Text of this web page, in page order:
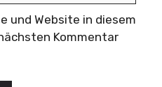
und Website in diesem
Kommentar